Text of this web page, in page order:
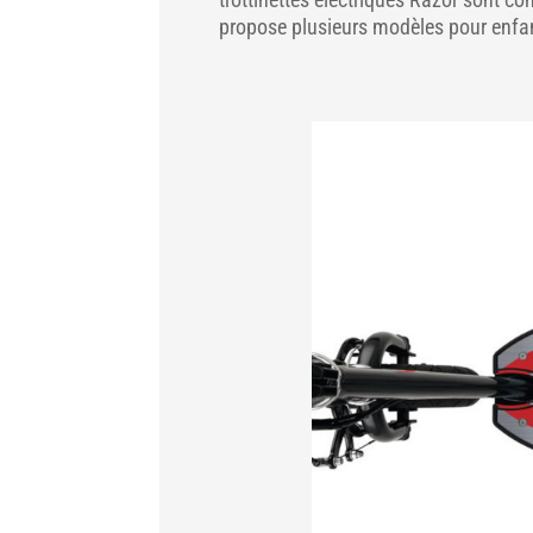
propose plusieurs modèles pour